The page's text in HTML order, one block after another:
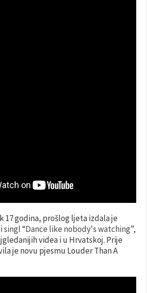
17 godina, prošlog ljeta izdala je
singl “Dance like nobody's watching”,
videa i u Hrvatskoj. Prije
je novu pjesmu Louder Than A